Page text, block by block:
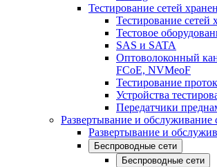
Тестирование сетей
Тестирование сетей
Тестовое
SAS и SATA
Оптоволоконный
FCoE, NVMeoF
Тестирование
Устройства
Передатчики
Развертывание и обслуживание
Развертывание и
Беспроводные сети
Беспроводные сети